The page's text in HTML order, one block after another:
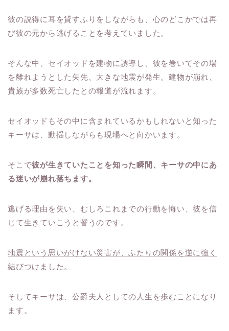
彼の説得に耳を貸すふりをしながらも、心のどこかでは再
び彼の元から逃げることを考えていました。
そんな中、セイオッドを建物に誘導し、彼を巻いてその場
を離れようとした矢先、大きな地震が発生。建物が崩れ、
貴族が多数死亡したとの報道が流れます。
セイオッドもその中に含まれているかもしれないと知った
キーサは、動揺しながらも現場へと向かいます。
そこで彼が生きていたことを知った瞬間、キーサの中にあ
る迷いが崩れ落ちます。
逃げる理由を失い、むしろこれまでの行動を悔い、彼を信
じて生きていこうと誓うのです。
地震という思いがけない災害が、ふたりの関係を逆に強く
結びつけました。
そしてキーサは、公爵夫人としての人生を歩むことになり
ます。